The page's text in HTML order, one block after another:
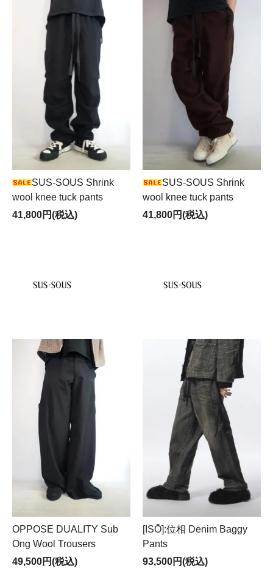
SUS-SOUS Shrink
wool knee tuck pants
41,800円(税込)
SUS-SOUS Shrink
wool knee tuck pants
41,800円(税込)
OPPOSE DUALITY Sub
Ong Wool Trousers
49,500円(税込)
[ISŌ]:位相 Denim Baggy
Pants
93,500円(税込)